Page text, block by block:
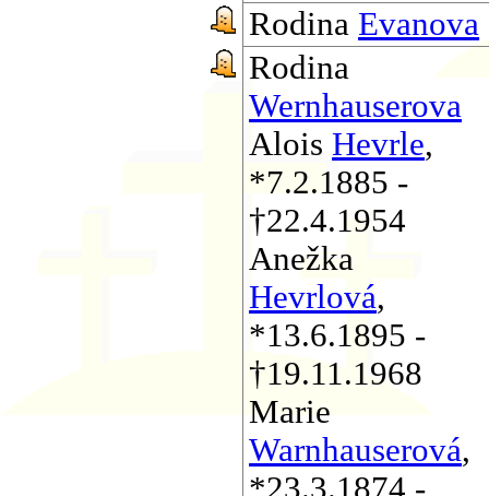
Rodina Evanova
Rodina
Wernhauserova
Alois Hevrle,
*7.2.1885 -
†22.4.1954
Anežka
Hevrlová,
*13.6.1895 -
†19.11.1968
Marie
Warnhauserová,
*23.3.1874 -